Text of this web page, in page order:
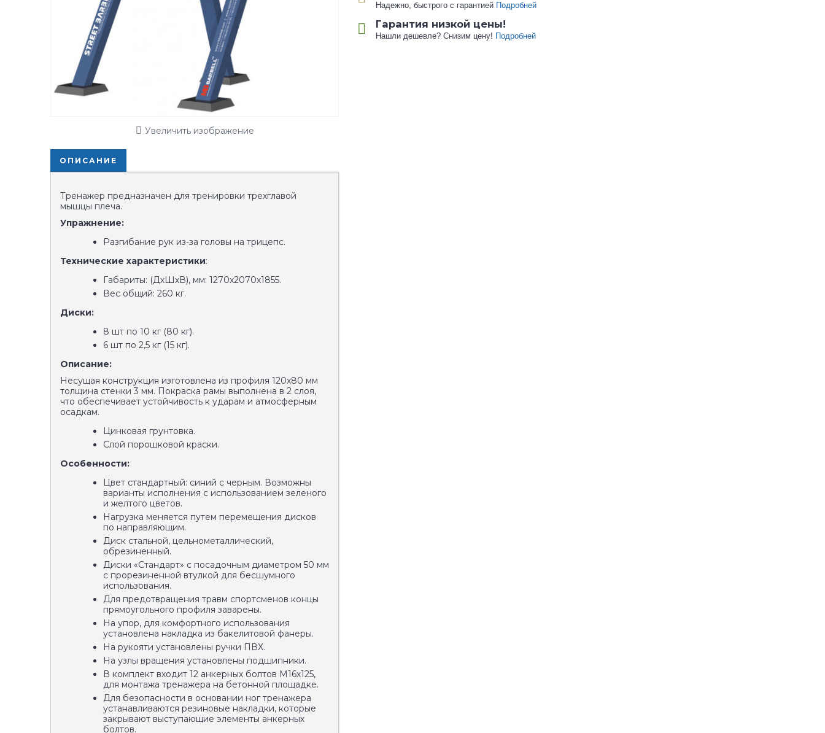
Увеличить изображение
ОПИСАНИЕ
Тренажер предназначен для тренировки трехглавой
мышцы плеча.
Упражнение:
Разгибание рук из-за головы на трицепс.
Технические характеристики:
Габариты: (ДхШхВ), мм: 1270х2070х1855.
Вес общий: 260 кг.
Диски:
8 шт по 10 кг (80 кг).
6 шт по 2,5 кг (15 кг).
Описание:
Несущая конструкция изготовлена из профиля 120х80 мм
толщина стенки 3 мм. Покраска рамы выполнена в 2 слоя,
что обеспечивает устойчивость к ударам и атмосферным
осадкам.
Цинковая грунтовка.
Слой порошковой краски.
Особенности:
Цвет стандартный: синий с черным. Возможны
варианты исполнения с использованием зеленого
и желтого цветов.
Нагрузка меняется путем перемещения дисков
по направляющим.
Диск стальной, цельнометаллический,
обрезиненный.
Диски «Стандарт» с посадочным диаметром 50 мм
с прорезиненной втулкой для бесшумного
использования.
Для предотвращения травм спортсменов концы
прямоугольного профиля заварены.
На упор, для комфортного использования
установлена накладка из бакелитовой фанеры.
На рукояти установлены ручки ПВХ.
На узлы вращения установлены подшипники.
В комплект входит 12 анкерных болтов М16х125,
для монтажа тренажера на бетонной площадке.
Для безопасности в основании ног тренажера
устанавливаются резиновые накладки, которые
закрывают выступающие элементы анкерных
болтов.
Надежно, быстрого с гарантией Подробней
Гарантия низкой цены!
Нашли дешевле? Снизим цену! Подробней